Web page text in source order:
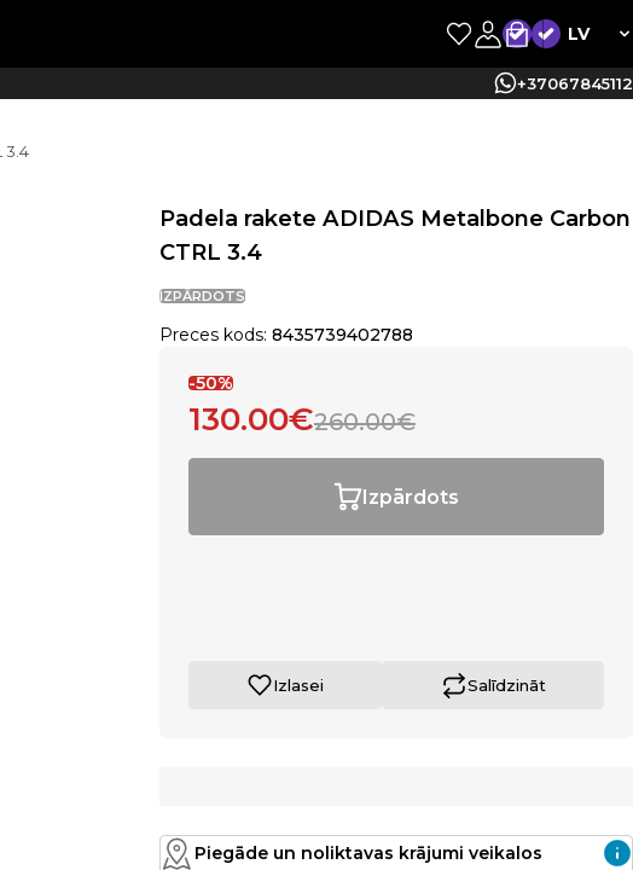
LV
+37067845112
3.4
Padela rakete ADIDAS Metalbone Carbon
CTRL 3.4
IZPĀRDOTS
Preces kods: 8435739402788
-50%
130.00€260.00€
Izpārdots
Izlasei Salīdzināt
Piegāde un noliktavas krājumi veikalos